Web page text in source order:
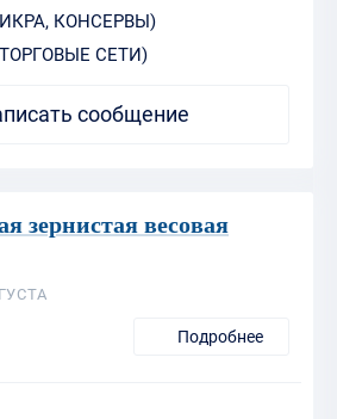
КОНСЕРВЫ)
СЕТИ)
сообщение
зернистая весовая
Подробнее